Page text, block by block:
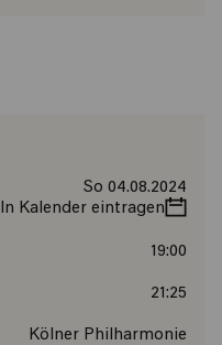
So 04.08.2024
In Kalender eintragen
19:00
21:25
Kölner Philharmonie